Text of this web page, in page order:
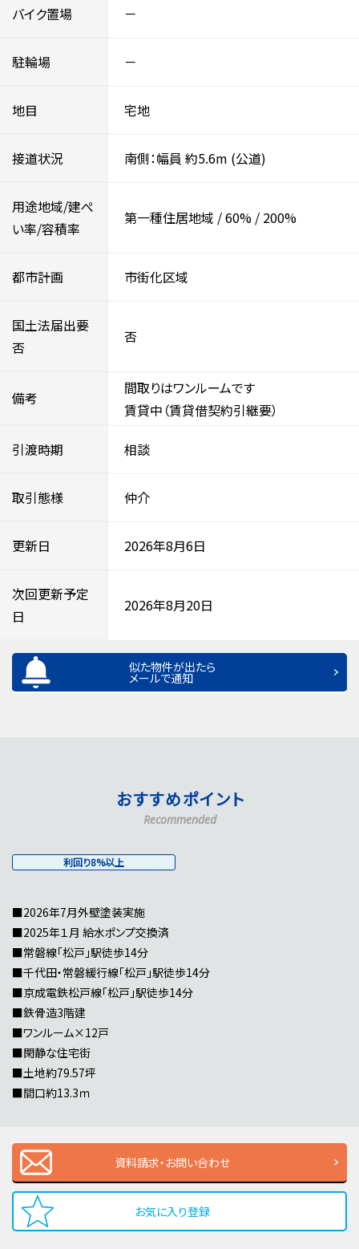
バイク置場 －
駐輪場 －
地目 宅地
接道状況 南側：幅員 約5.6m (公道)
用途地域/建ぺ
い率/容積率
第一種住居地域 /60% / 200%
都市計画 市街化区域
国土法届出要
否
否
備考
間取りはワンルームです
賃貸中（賃貸借契約引継要）
引渡時期 相談
取引態様 仲介
更新日 2026年8月6日
次回更新予定
日
2026年8月20日
似た物件が出たら
メールで通知
おすすめポイント
Recommended
利回り8%以上
■2026年7月外壁塗装実施
■2025年１月 給水ポンプ交換済
■常磐線「松戸」駅徒歩14分
■千代田・常磐緩行線「松戸」駅徒歩14分
■京成電鉄松戸線「松戸」駅徒歩14分
■鉄骨造3階建
■ワンルーム×12戸
■閑静な住宅街
■土地約79.57坪
■間口約13.3ｍ
資料請求・お問い合わせ
お気に入り登録